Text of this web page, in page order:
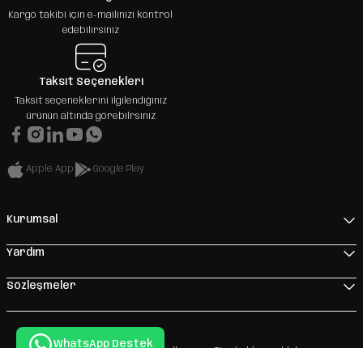
Kargo takibi için e-mailinizi kontrol
edebilirsiniz
Taksit Seçenekleri
Taksit seçeneklerini ilgilendiğiniz
ürünün altında görebilrsiniz
Apple App Google Play
Kurumsal
Yardım
Sözleşmeler
WhatsApp Destek